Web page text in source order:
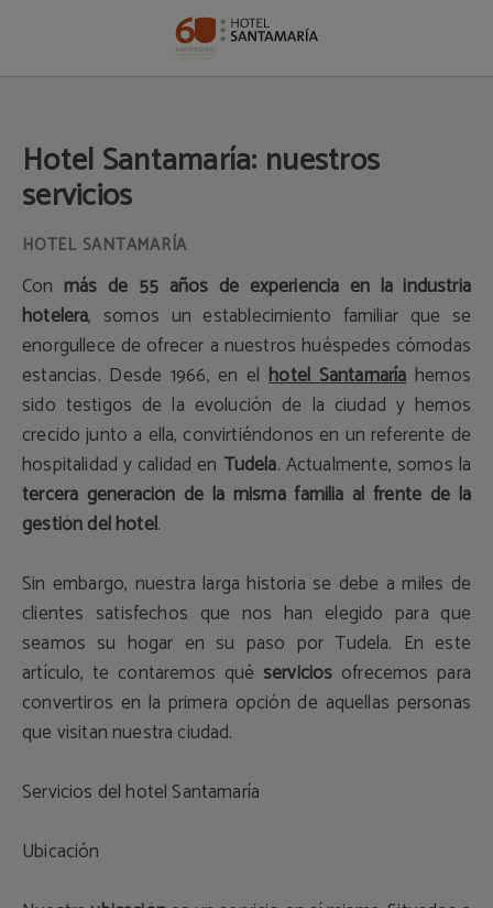
Hotel Santamaría: nuestros
servicios
Con más de 55 años de experiencia en la industria
hotelera, somos un establecimiento familiar que se
enorgullece de ofrecer a nuestros huéspedes cómodas
estancias. Desde 1966, en elhotel Santamaríahemos
sido testigos de la evolución de la ciudad y hemos
crecido junto a ella, convirtiéndonos en un referente de
hospitalidad y calidad en Tudela. Actualmente, somos la
tercera generación de la misma familia al frente de la
gestión del hotel.
Sin embargo, nuestra larga historia se debe a miles de
clientes satisfechos que nos han elegido para que
seamos su hogar en su paso por Tudela. En este
artículo, te contaremos qué servicios ofrecemos para
convertiros en la primera opción de aquellas personas
que visitan nuestra ciudad.
Servicios del hotel Santamaría
Ubicación